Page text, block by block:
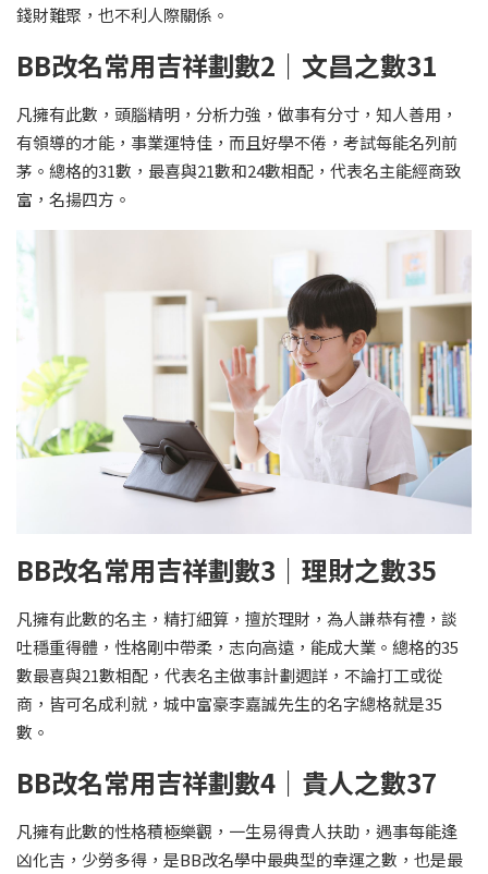
錢財難聚，也不利人際關係。
BB改名常用吉祥劃數2｜文昌之數31
凡擁有此數，頭腦精明，分析力強，做事有分寸，知人善用，
有領導的才能，事業運特佳，而且好學不倦，考試每能名列前
茅。總格的31數，最喜與21數和24數相配，代表名主能經商致
富，名揚四方。
BB改名常用吉祥劃數3｜理財之數35
凡擁有此數的名主，精打細算，擅於理財，為人謙恭有禮，談
吐穩重得體，性格剛中帶柔，志向高遠，能成大業。總格的35
數最喜與21數相配，代表名主做事計劃週詳，不論打工或從
商，皆可名成利就，城中富豪李嘉誠先生的名字總格就是35
數。
BB改名常用吉祥劃數4｜貴人之數37
凡擁有此數的性格積極樂觀，一生易得貴人扶助，遇事每能逢
凶化吉，少勞多得，是BB改名學中最典型的幸運之數，也是最